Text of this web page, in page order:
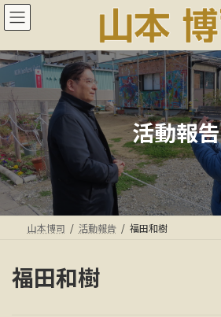
コ
ン
ン
ツ
へ
ス
キ
ッ
プ
ナ
ビ
ー
シ
ョ
ン
に
移
動
活動報告
山本博司 活動報告 福田和樹
福田和樹